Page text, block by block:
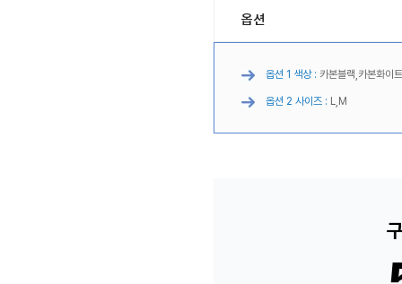
옵션
옵션 1 색상 : 카본블랙,카본화이
옵션 2 사이즈 : L,M